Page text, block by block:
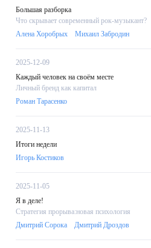
Большая разборка
Что скрывает современный рок-музыкант?
Алена Хоробрых
Михаил Забродин
2025-12-09
Каждый человек на своём месте
Личный бренд как капитал
Роман Тарасенко
2025-11-13
Итоги недели
Игорь Костиков
2025-11-05
Я в деле!
Стратегия прорыва:новая психология
Дмитрий Сорока
Дмитрий Дроздов